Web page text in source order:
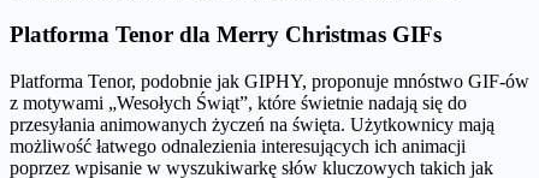
Platforma Tenor dla Merry Christmas GIFs
Platforma Tenor, podobnie jak GIPHY, proponuje mnóstwo GIF-ów
z motywami „Wesołych Świąt”, które świetnie nadają się do
przesyłania animowanych życzeń na święta. Użytkownicy mają
możliwość łatwego odnalezienia interesujących ich animacji
poprzez wpisanie w wyszukiwarkę słów kluczowych takich jak